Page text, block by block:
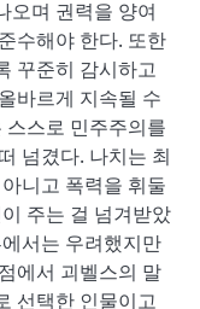
오며 권력을 양여
수해야 한다. 또한
꾸준히 감시하고
바르게 지속될 수
스로 민주주의를
넘겼다. 나치는 최
니고 폭력을 휘둘
주는 걸 넘겨받았
서는 우려했지만
에서 괴벨스의 말
선택한 인물이고